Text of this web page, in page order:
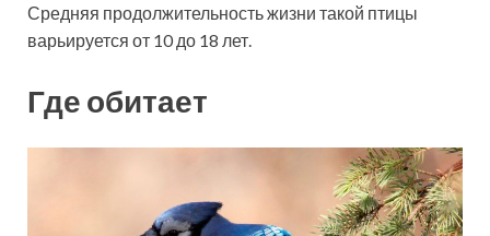
Средняя продолжительность жизни такой птицы
варьируется от 10 до 18 лет.
Где обитает